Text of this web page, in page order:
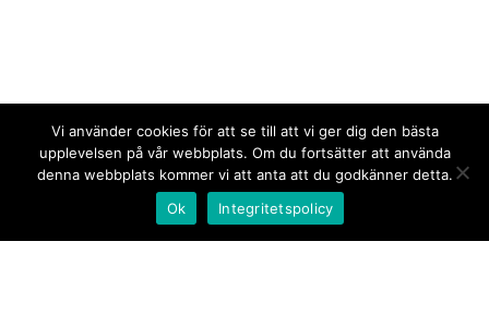
Vi använder cookies för att se till att vi ger dig den bästa
upplevelsen på vår webbplats. Om du fortsätter att använda
denna webbplats kommer vi att anta att du godkänner detta.
Ok
Integritetspolicy